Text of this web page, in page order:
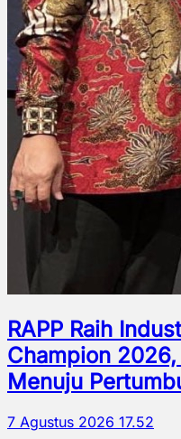
RAPP Raih
Champion
Menuju
7 Agustus 2026 17.52